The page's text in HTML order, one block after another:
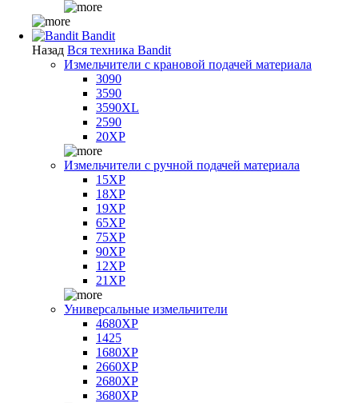
Bandit
Назад Вся техника Bandit
Измельчители с крановой подачей материала
3090
3590
3590XL
2590
20XP
Измельчители с ручной подачей материала
15XP
18XP
19XP
65XP
75XP
90XP
12XP
21XP
Универсальные измельчители
4680XP
1425
1680XP
2660XP
2680XP
3680XP